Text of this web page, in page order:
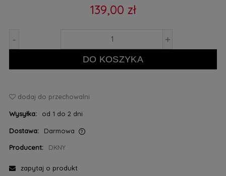
139,00 zł
- +
DO KOSZYKA
dodaj do przechowalni
Wysyłka: od 1 do 2 dni
Dostawa:
Darmowa
Producent:
DKNY
zapytaj o produkt